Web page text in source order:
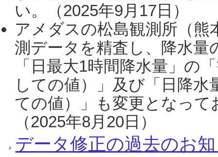
い。（2025年9月17日）
アメダスの松島観測所（熊
測データを精査し、降水
「日最大1時間降水量」の
しての値）」及び「日降
ての値）」も変更となっ
（2025年8月20日）
データ修正の過去のお